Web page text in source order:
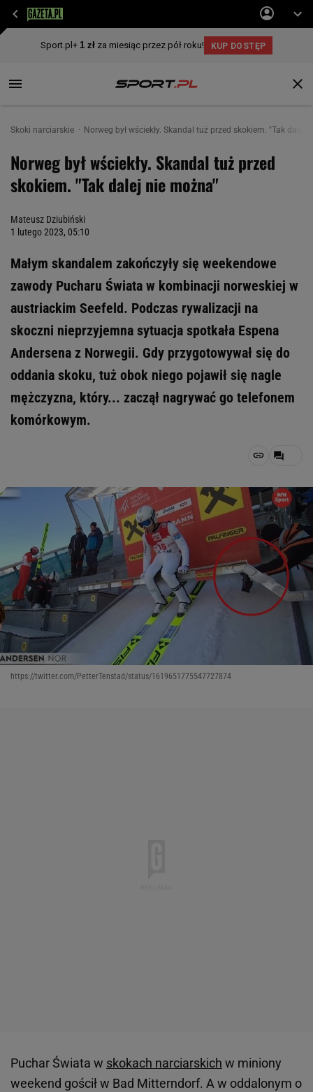
Skoki narciarskie Norweg był wściekły. Skandal tuż przed skokiem. "Tak dalej
Norweg był wściekły. Skandal tuż przed
skokiem. "Tak dalej nie można"
Mateusz Dziubiński
1 lutego 2023, 05:10
Małym skandalem zakończyły się weekendowe
zawody Pucharu Świata w kombinacji norweskiej w
austriackim Seefeld. Podczas rywalizacji na
skoczni nieprzyjemna sytuacja spotkała Espena
Andersena z Norwegii. Gdy przygotowywał się do
oddania skoku, tuż obok niego pojawił się nagle
mężczyzna, który... zaczął nagrywać go telefonem
komórkowym.
https://twitter.com/PetterTenstad/status/1619651775547727874
Puchar Świata w skokach narciarskich w miniony
weekend gościł w Bad Mitterndorf. A w oddalonym o